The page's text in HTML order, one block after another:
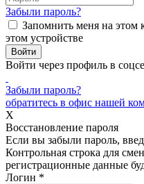
Забыли пароль?
Запомнить меня на этом
этом устройстве
Войти через профиль в
Забыли пароль?
обратитесь в офис нашей
X
Восстановление пароля
Если вы забыли пароль,
Контрольная строка для
регистрационные данные
Логин *